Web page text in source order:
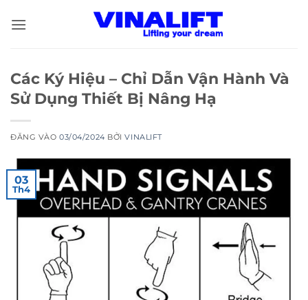
qua
Các Ký Hiệu – Chỉ Dẫn Vận Hành Và
Sử Dụng Thiết Bị Nâng Hạ
ĐĂNG VÀO03/04/2024 BỞIVINALIFT
03
Th4